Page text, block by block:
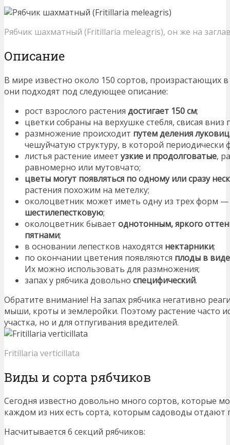
Рябчик шахматный (Fritillaria meleagris), он же на
Описание
В мире известно около 150 сортов, произрастающих
они подходят под следующее описание:
рост взрослого растения достигает 150 см;
цветки собраны на верхушке стебля, свисая
размножение происходит путем деления
чешуйчатую структуру, в которой
листья растение имеет узкие и продолговатые,
равномерно или мутовчато;
цветы могут появляться по одному или сразу
растения похожим на метелку;
околоцветник может иметь одну из трех форм —
шестилепестковую;
околоцветник бывает однотонным, яркого
пятнами;
в основании лепестков находятся нектарники;
по окончании цветения появляются плоды в
Их можно использовать для размножения;
запах у рябчика довольно специфический.
Обратите внимание! На запах рябчика негативно
мыши, кроты и землеройки. Поэтому растение часто
участка, но и для отпугивания вредителей.
Fritillaria verticillata
Виды и сорта рябчиков
Сегодня известно довольно много сортов, которые
каждом из них есть сорта, которым садоводы отдают
Насчитывается 6 секций рябчиков: